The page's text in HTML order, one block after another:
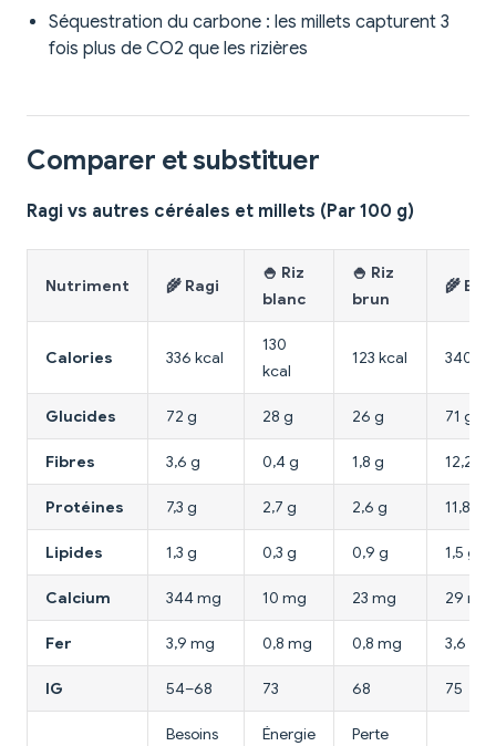
Séquestration du carbone : les millets capturent 3
fois plus de CO2 que les rizières
Comparer et substituer
Ragi vs autres céréales et millets (Par 100 g)
Nutriment 🌾 Ragi
🍚 Riz
blanc
🍚 Riz
brun
🌾 Blé
Calories 336 kcal
130
kcal
123 kcal 340
Glucides 72 g 28 g 26 g 71 g
Fibres 3,6 g 0,4 g 1,8 g 12,2 g
Protéines 7,3 g 2,7 g 2,6 g 11,8 g
Lipides 1,3 g 0,3 g 0,9 g 1,5 g
Calcium 344 mg 10 mg 23 mg 29 mg
Fer 3,9 mg 0,8 mg 0,8 mg 3,6 mg
IG 54–68 73 68 75
Besoins
Énergie
Perte